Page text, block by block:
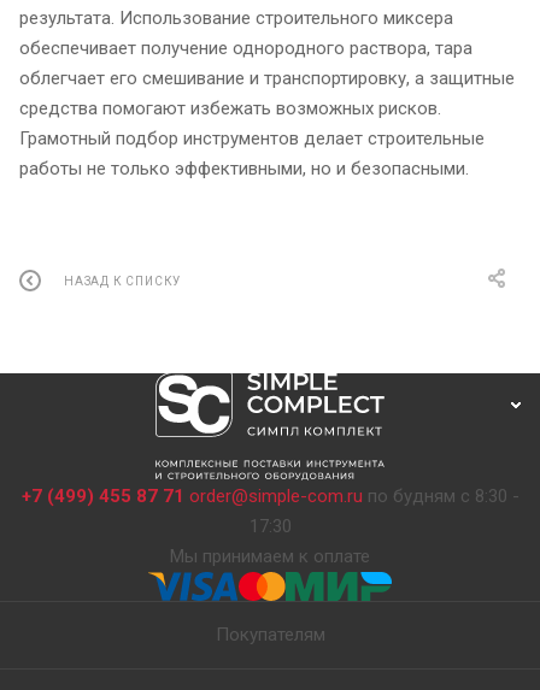
результата. Использование строительного миксера
обеспечивает получение однородного раствора, тара
облегчает его смешивание и транспортировку, а защитные
средства помогают избежать возможных рисков.
Грамотный подбор инструментов делает строительные
работы не только эффективными, но и безопасными.
НАЗАД К СПИСКУ
+7 (499) 455 87 71 order@simple-com.ru по будням с 8:30 -
17:30
Мы принимаем к оплате
Покупателям